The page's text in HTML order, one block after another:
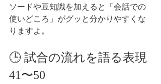
ソードや豆知識を加えると「会話での
使いどころ」がグッと分かりやすくな
りますよ。
🕒 試合の流れを語る表現
41〜50